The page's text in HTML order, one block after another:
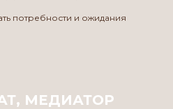
потребности и ожидания
МЕДИАТОР